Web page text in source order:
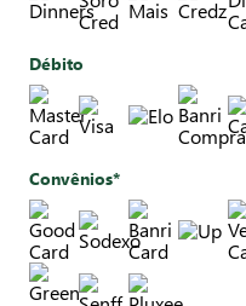
Débito
Convênios*